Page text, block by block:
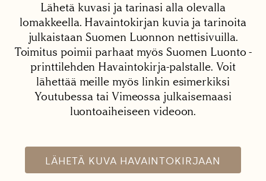
Lähetä kuvasi ja tarinasi alla olevalla
lomakkeella. Havaintokirjan kuvia ja tarinoita
julkaistaan Suomen Luonnon nettisivuilla.
Toimitus poimii parhaat myös Suomen Luonto -
printtilehden Havaintokirja-palstalle. Voit
lähettää meille myös linkin esimerkiksi
Youtubessa tai Vimeossa julkaisemaasi
luontoaiheiseen videoon.
LÄHETÄ KUVA HAVAINTOKIRJAAN